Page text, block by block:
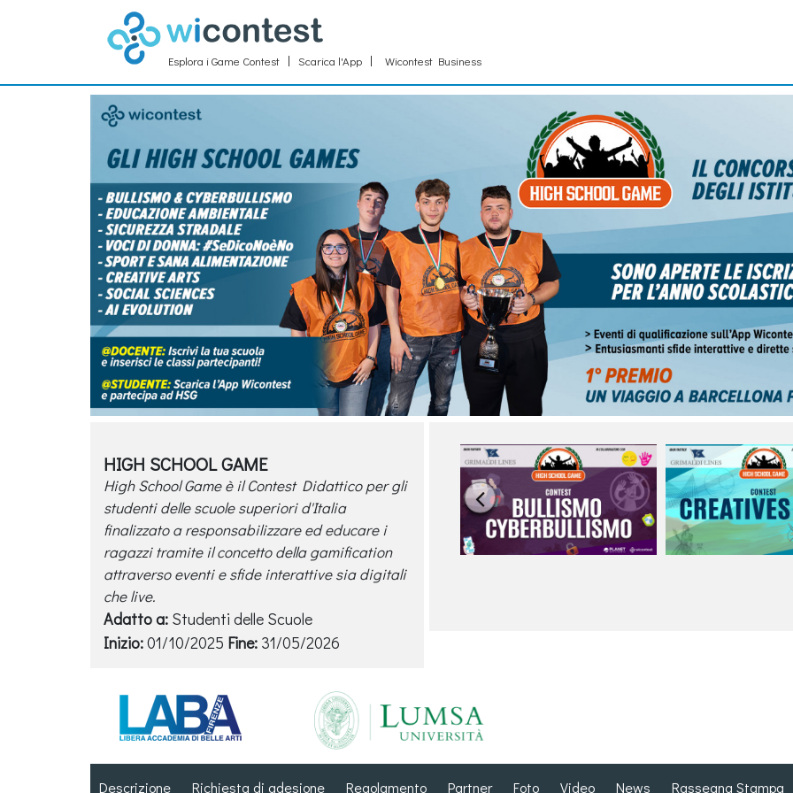
Esplora i Game Contest Scarica l'App Wicontest Business
HIGH SCHOOL GAME
High School Game è il Contest Didattico per gli
studenti delle scuole superiori d'Italia
finalizzato a responsabilizzare ed educare i
ragazzi tramite il concetto della gamification
attraverso eventi e sfide interattive sia digitali
che live.
Adatto a: Studenti delle Scuole
Inizio:01/10/2025 Fine: 31/05/2026

Descrizione Richiesta di adesione Regolamento Partner Foto Video News Rassegna Stampa